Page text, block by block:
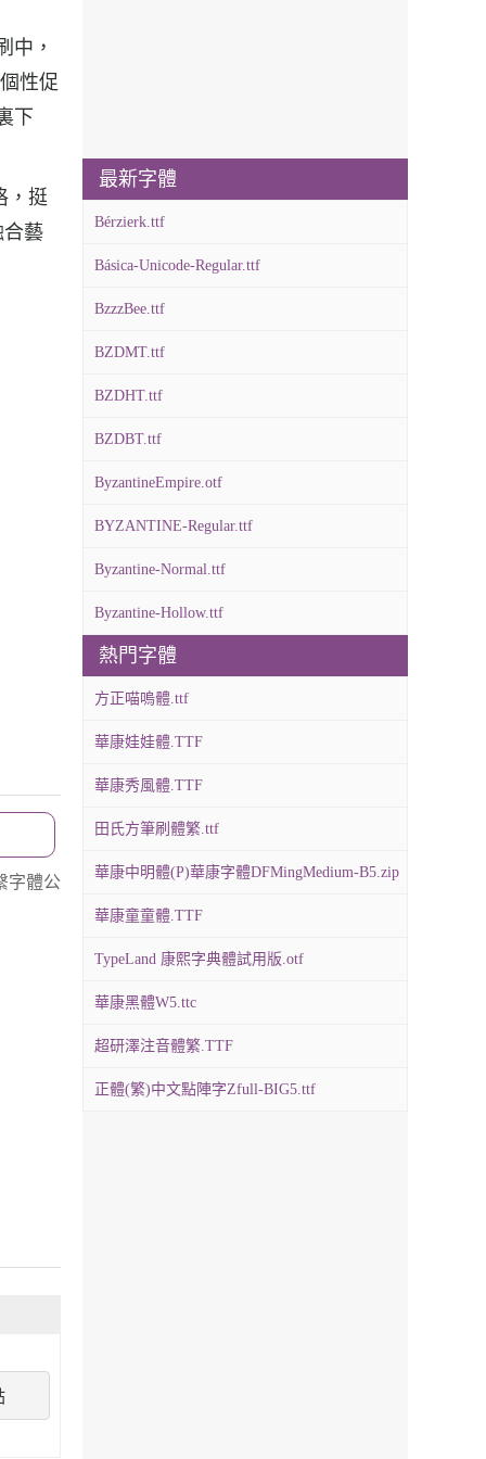
中，
性促
下
，挺
合藝
字體公
最新字體
Bérzierk.ttf
Básica-Unicode-Regular.ttf
BzzzBee.ttf
BZDMT.ttf
BZDHT.ttf
BZDBT.ttf
ByzantineEmpire.otf
BYZANTINE-Regular.ttf
Byzantine-Normal.ttf
Byzantine-Hollow.ttf
熱門字體
方正喵嗚體.ttf
華康娃娃體.TTF
華康秀風體.TTF
田氏方筆刷體繁.ttf
華康中明體(P)華康字體DFMingMedium-B5.zip
華康童童體.TTF
TypeLand 康熙字典體試用版.otf
華康黑體W5.ttc
超研澤注音體繁.TTF
正體(繁)中文點陣字Zfull-BIG5.ttf